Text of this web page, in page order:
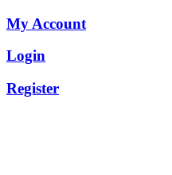
My Account
Login
Register